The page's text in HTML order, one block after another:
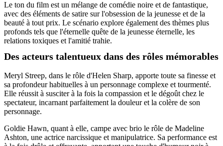
Le ton du film est un mélange de comédie noire et de fantastique,
avec des éléments de satire sur l'obsession de la jeunesse et de la
beauté à tout prix. Le scénario explore également des thèmes plus
profonds tels que l'éternelle quête de la jeunesse éternelle, les
relations toxiques et l'amitié trahie.
Des acteurs talentueux dans des rôles mémorables
Meryl Streep, dans le rôle d'Helen Sharp, apporte toute sa finesse et
sa profondeur habituelles à un personnage complexe et tourmenté.
Elle réussit à susciter à la fois la compassion et le dégoût chez le
spectateur, incarnant parfaitement la douleur et la colère de son
personnage.
Goldie Hawn, quant à elle, campe avec brio le rôle de Madeline
Ashton, une actrice narcissique et manipulatrice. Sa performance est